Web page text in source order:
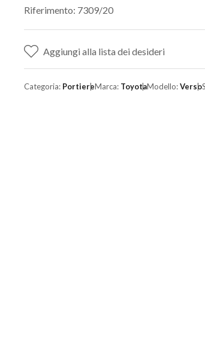
Riferimento: 7309/20
Aggiungi alla lista dei desideri
Categoria: PortiereMarca: ToyotaModello:Verso